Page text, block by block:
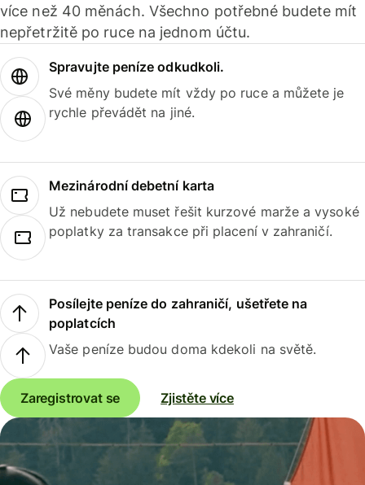
více než 40 měnách. Všechno potřebné budete mít
nepřetržitě po ruce na jednom účtu.
Spravujte peníze odkudkoli.
Své měny budete mít vždy po ruce a můžete je
rychle převádět na jiné.
Mezinárodní debetní karta
Už nebudete muset řešit kurzové marže a vysoké
poplatky za transakce při placení v zahraničí.
Posílejte peníze do zahraničí, ušetřete na
poplatcích
Vaše peníze budou doma kdekoli na světě.
Zaregistrovat se Zjistěte více